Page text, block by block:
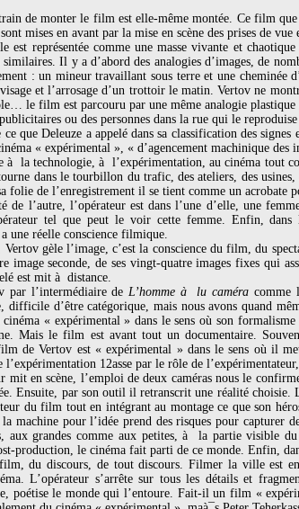
de monter le film est elle-même montée. Ce film
mises en avant par la mise en scène des prises de vue
est représentée comme une masse vivante et
similaires. Il y a d’abord des analogies d’images, de
: un mineur travaillant sous terre et une cheminée
et l’arrosage d’un trottoir le matin. Vertov ne
le film est parcouru par une même analogie
ou des personnes dans la rue qui le
que Deleuze a appelé dans sa classification des
« expérimental », « d’agencement machinique des
à la technologie, à l’expérimentation, au cinéma tout
dans le tourbillon du trafic, des ateliers, des
folie de l’enregistrement il se tient comme un acrobate
de l’autre, l’opérateur est dans l’une d’elle, une
tel que peut le voir cette femme. Enfin,
une réelle conscience filmique.
gèle l’image, c’est la conscience du film, du
image seconde, de ses vingt-quatre images fixes qui
est mit à distance.
par l’intermédiaire de L’homme à lu caméra comme
d’être catégorique, mais nous avons quand
cinéma « expérimental » dans le sens où son
Mais le film est avant tout un documentaire.
de Vertov est « expérimental » dans le sens où il
12asse par le rôle de
mit en scène, l’emploi de deux caméras nous le
Ensuite, par son outil il retranscrit une réalité choisie.
du film tout en intégrant au montage ce que son
machine pour l’idée prend des risques pour capturer
aux grandes comme aux petites, à la partie visible
production, le cinéma fait parti de ce monde. Enfin,
du discours, de tout discours. Filmer la ville est
L’opérateur s’arrête sur tous les détails et
poétise le monde qui l’entoure. Fait-il un film «